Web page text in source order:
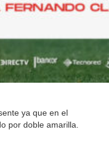
ya que en el
por doble amarilla.